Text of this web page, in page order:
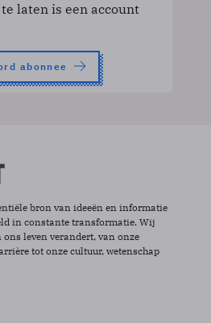
laten is een account
abonnee
bron van ideeën en informatie
in constante transformatie. Wij
leven verandert, van onze
tot onze cultuur, wetenschap